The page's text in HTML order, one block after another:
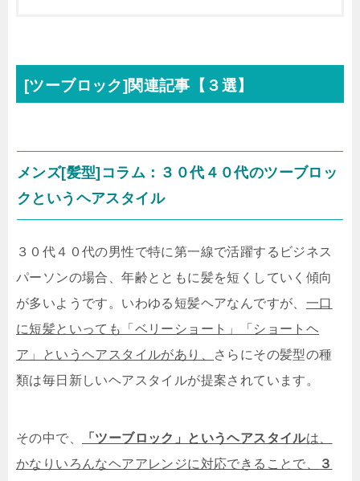
[ツーブロック]関連記事【３選】
メンズ[髪型]コラム：３０代４０代のツーブロッ
クというヘアスタイル
３０代４０代の男性で特に第一線で活躍するビジネス
パーソンの場合、年齢とともに髪を短くしていく傾向
が多いようです。いわゆる短髪ヘアなんですが、 一口
に短髪といっても「ベリーショート」「ショートヘ
ア」というヘアスタイルがあり、
さらにその髪型の種
類は毎日新しいヘアスタイルが提案されています。
その中で、 「ツーブロック」というヘアスタイルは、
かなりいろんなヘアアレンジに対応できることで、
３